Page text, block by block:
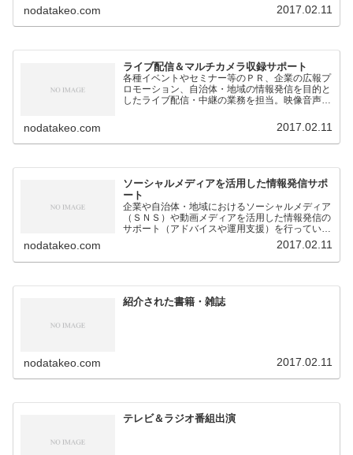
nodatakeo.com 2017.02.11
ライブ配信＆マルチカメラ収録サポート
各種イベントやセミナー等のＰＲ、企業の広報プ
ロモーション、自治体・地域の情報発信を目的と
したライブ配信・中継の業務を担当。映像音声の
nodatakeo.com 2017.02.11
ソーシャルメディアを活用した情報発信サポ
ート
企業や自治体・地域におけるソーシャルメディア
（ＳＮＳ）や動画メディアを活用した情報発信の
サポート（アドバイスや運用支援）を行っていま
nodatakeo.com 2017.02.11
紹介された書籍・雑誌
nodatakeo.com 2017.02.11
テレビ＆ラジオ番組出演